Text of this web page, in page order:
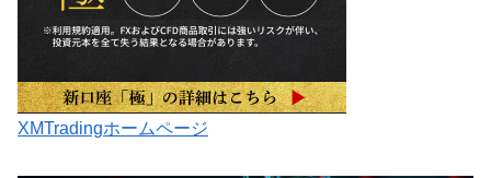
XMTradingホームページ